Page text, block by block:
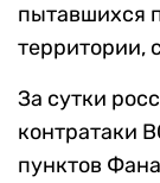
пытавшихся
территории,
За сутки
контратаки
пунктов